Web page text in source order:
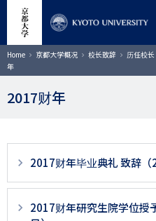
主
要
内
容
网站内搜索
Home 京都大学概况 校长致辞 历任校长
年
2017财年
階
層
2017财年毕业典礼 致辞（
2017财年研究生院学位授